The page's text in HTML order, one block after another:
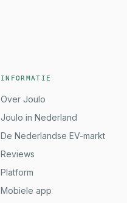
INFORMATIE
Over Joulo
Joulo in Nederland
De Nederlandse EV-markt
Reviews
Platform
Mobiele app